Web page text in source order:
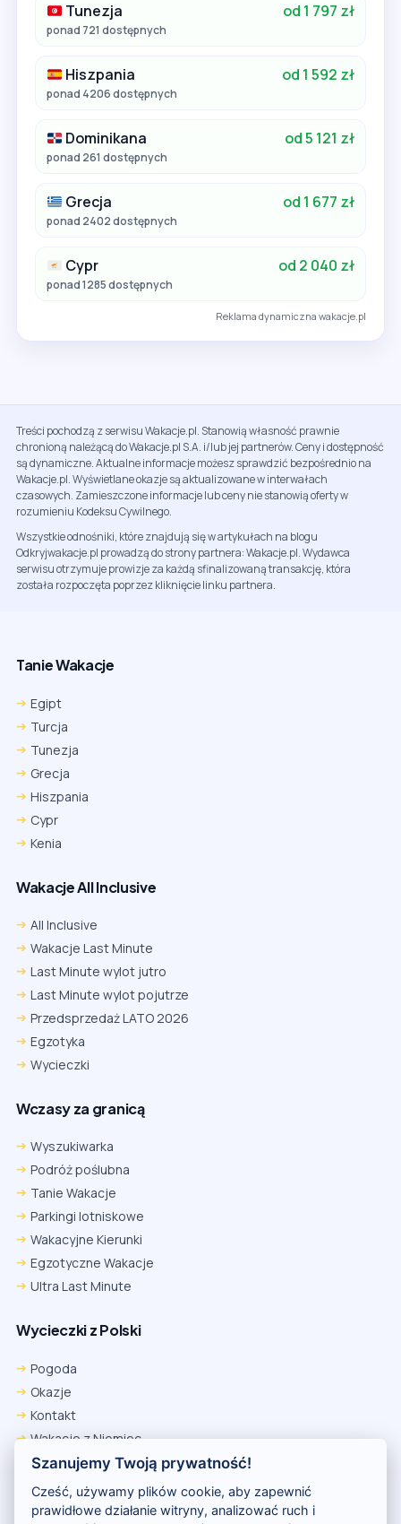
Tunezja od 1 797 zł
ponad 721 dostępnych
Hiszpania od 1 592 zł
ponad 4206 dostępnych
Dominikana od 5 121 zł
ponad 261 dostępnych
Grecja od 1 677 zł
ponad 2402 dostępnych
Cypr od 2 040 zł
ponad 1285 dostępnych
Reklama dynamiczna wakacje.pl
Treści pochodzą z serwisu Wakacje.pl. Stanowią własność prawnie
chronioną należącą do Wakacje.pl S.A. i/lub jej partnerów. Ceny i dostępność
są dynamiczne. Aktualne informacje możesz sprawdzić bezpośrednio na
Wakacje.pl. Wyświetlane okazje są aktualizowane w interwałach
czasowych. Zamieszczone informacje lub ceny nie stanowią oferty w
rozumieniu Kodeksu Cywilnego.
Wszystkie odnośniki, które znajdują się w artykułach na blogu
Odkryjwakacje.pl prowadzą do strony partnera: Wakacje.pl. Wydawca
serwisu otrzymuje prowizje za każdą sfinalizowaną transakcję, która
została rozpoczęta poprzez kliknięcie linku partnera.
Tanie Wakacje
Egipt
Turcja
Tunezja
Grecja
Hiszpania
Cypr
Kenia
Wakacje All Inclusive
All Inclusive
Wakacje Last Minute
Last Minute wylot jutro
Last Minute wylot pojutrze
Przedsprzedaż LATO 2026
Egzotyka
Wycieczki
Wczasy za granicą
Wyszukiwarka
Podróż poślubna
Tanie Wakacje
Parkingi lotniskowe
Wakacyjne Kierunki
Egzotyczne Wakacje
Ultra Last Minute
Wycieczki z Polski
Pogoda
Okazje
Kontakt
Wakacje z Niemiec
Polityka Prywatności
Wakacje w Egipcie
Rankingi hoteli
Firefox
Ustawienia → Prywatność i bezpieczeństwo → Pliki cookie innych
firm → ustaw „Zezwalaj”.
Na czas rezerwacji nie blokuj cookies i śledzenia dla tej witryny.
Szanujemy Twoją prywatność!
Cześć, używamy plików cookie, aby zapewnić
prawidłowe działanie witryny, analizować ruch i